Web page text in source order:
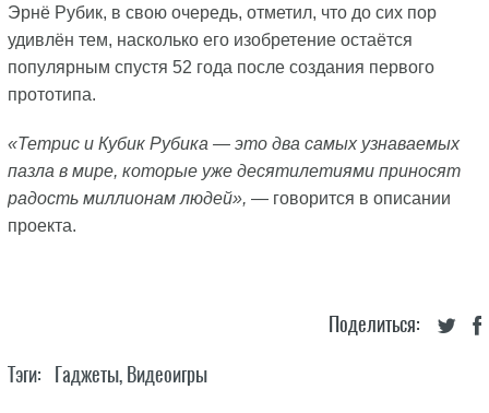
Эрнё Рубик, в свою очередь, отметил, что до сих пор
удивлён тем, насколько его изобретение остаётся
популярным спустя 52 года после создания первого
прототипа.
«Тетрис и Кубик Рубика — это два самых узнаваемых
пазла в мире, которые уже десятилетиями приносят
радость миллионам людей», — говорится в описании
проекта.
Поделиться:
Тэги: Гаджеты, Видеоигры